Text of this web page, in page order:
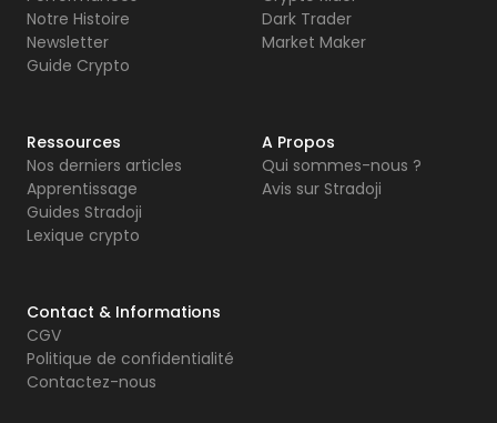
Notre Histoire
Newsletter
Guide Crypto
Dark Trader
Market Maker
Ressources
Nos derniers articles
Apprentissage
Guides Stradoji
Lexique crypto
A Propos
Qui sommes-nous ?
Avis sur Stradoji
Contact & Informations
CGV
Politique de confidentialité
Contactez-nous